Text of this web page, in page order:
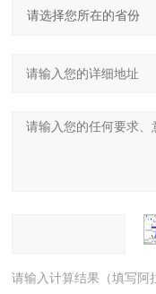
请输入计算结果（填写阿